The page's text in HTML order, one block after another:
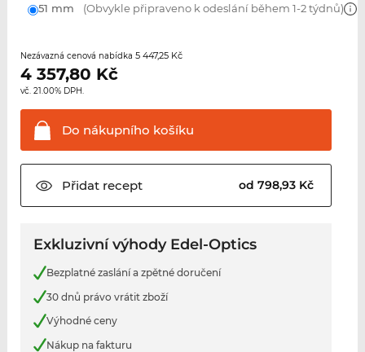
51 mm (Obvykle připraveno k odeslání během 1-2 týdnů)
Nezávazná cenová nabídka 5 447,25 Kč
4 357,80 Kč
vč. 21.00% DPH.
Do nákupního košíku
Přidatrecept od 798,93 Kč
Exkluzivní výhody Edel-Optics
Bezplatné zaslání a zpětné doručení
30 dnů právo vrátit zboží
Výhodné ceny
Nákup na fakturu